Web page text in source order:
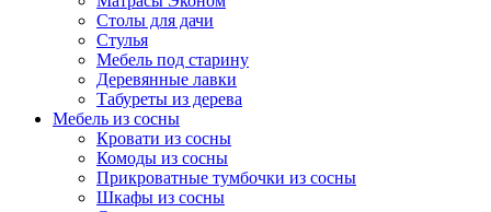
Столы для дачи
Стулья
Мебель под старину
Деревянные лавки
Табуреты из дерева
Мебель из сосны
Кровати из сосны
Комоды из сосны
Прикроватные тумбочки из сосны
Шкафы из сосны